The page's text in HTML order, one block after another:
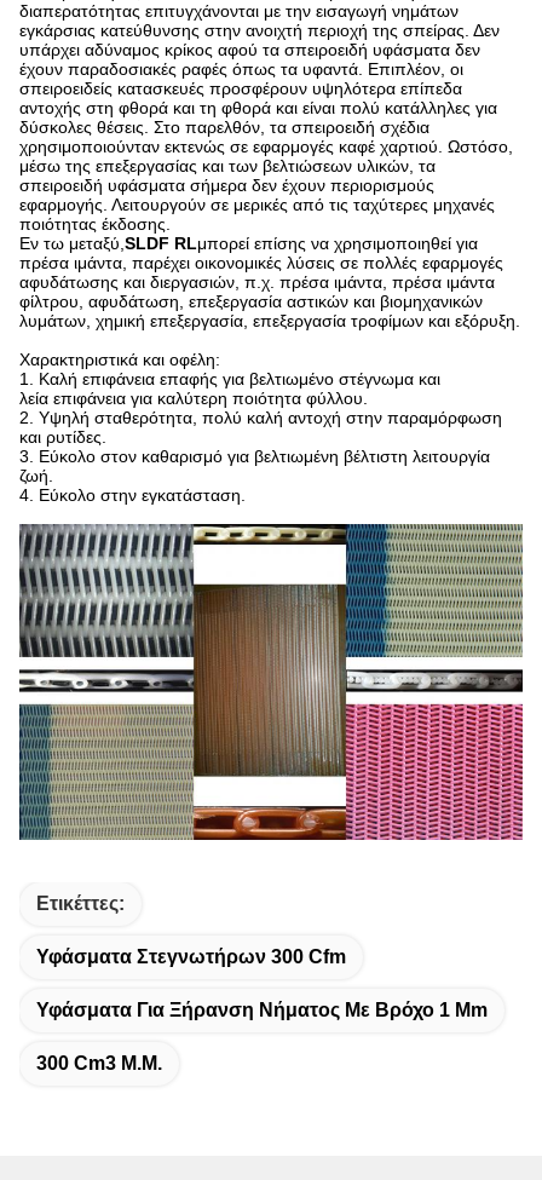
διαπερατότητας επιτυγχάνονται με την εισαγωγή νημάτων
εγκάρσιας κατεύθυνσης στην ανοιχτή περιοχή της σπείρας. Δεν
υπάρχει αδύναμος κρίκος αφού τα σπειροειδή υφάσματα δεν
έχουν παραδοσιακές ραφές όπως τα υφαντά. Επιπλέον, οι
σπειροειδείς κατασκευές προσφέρουν υψηλότερα επίπεδα
αντοχής στη φθορά και τη φθορά και είναι πολύ κατάλληλες για
δύσκολες θέσεις. Στο παρελθόν, τα σπειροειδή σχέδια
χρησιμοποιούνταν εκτενώς σε εφαρμογές καφέ χαρτιού. Ωστόσο,
μέσω της επεξεργασίας και των βελτιώσεων υλικών, τα
σπειροειδή υφάσματα σήμερα δεν έχουν περιορισμούς
εφαρμογής. Λειτουργούν σε μερικές από τις ταχύτερες μηχανές
ποιότητας έκδοσης.
Εν τω μεταξύ, SLDF RLμπορεί επίσης να χρησιμοποιηθεί για
πρέσα ιμάντα, παρέχει οικονομικές λύσεις σε πολλές εφαρμογές
αφυδάτωσης και διεργασιών, π.χ. πρέσα ιμάντα, πρέσα ιμάντα
φίλτρου, αφυδάτωση, επεξεργασία αστικών και βιομηχανικών
λυμάτων, χημική επεξεργασία, επεξεργασία τροφίμων και εξόρυξη.
Χαρακτηριστικά και οφέλη:
1. Καλή επιφάνεια επαφής για βελτιωμένο στέγνωμα και
λεία επιφάνεια για καλύτερη ποιότητα φύλλου.
2. Υψηλή σταθερότητα, πολύ καλή αντοχή στην παραμόρφωση
και ρυτίδες.
3. Εύκολο στον καθαρισμό για βελτιωμένη βέλτιστη λειτουργία
ζωή.
4. Εύκολο στην εγκατάσταση.
Ετικέττες:
Υφάσματα Στεγνωτήρων 300 Cfm
Υφάσματα Για Ξήρανση Νήματος Με Βρόχο 1 Mm
300 Cm3 Μ.μ.